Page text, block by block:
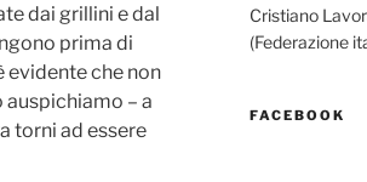
dai grillini e dal
prima di
evidente che non
auspichiamo – a
torni ad essere
Cristiano
(Federazione
FACEBOOK